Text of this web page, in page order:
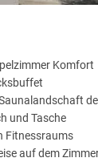
Komfort
und Tasche
Fitnessraums
auf dem